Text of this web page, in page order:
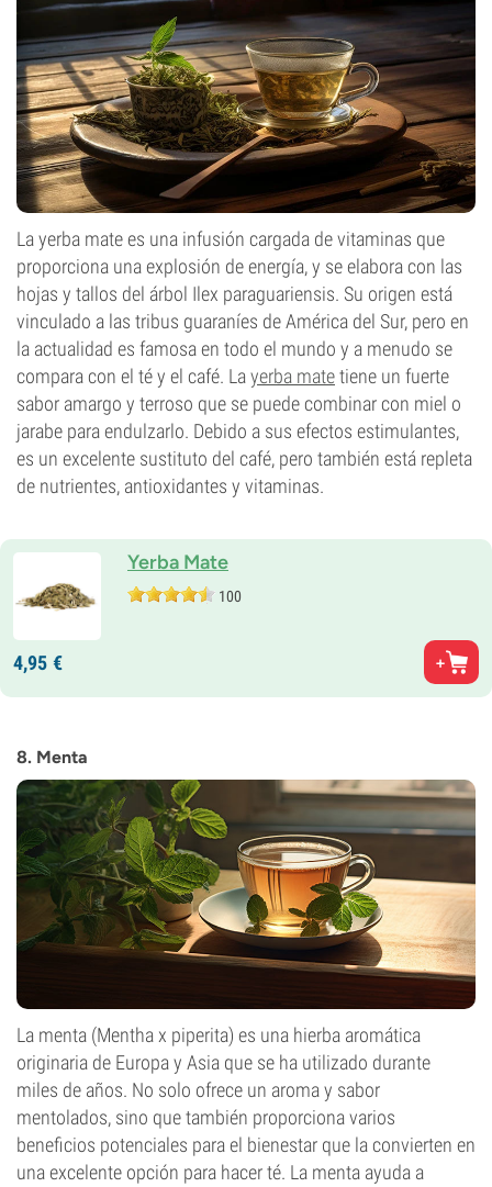
La yerba mate es una infusión cargada de vitaminas que
proporciona una explosión de energía, y se elabora con las
hojas y tallos del árbol Ilex paraguariensis. Su origen está
vinculado a las tribus guaraníes de América del Sur, pero en
la actualidad es famosa en todo el mundo y a menudo se
compara con el té y el café. Layerba matetiene un fuerte
sabor amargo y terroso que se puede combinar con miel o
jarabe para endulzarlo. Debido a sus efectos estimulantes,
es un excelente sustituto del café, pero también está repleta
de nutrientes, antioxidantes y vitaminas.
Yerba Mate
100
4,95 €
8. Menta
La menta (Mentha x piperita) es una hierba aromática
originaria de Europa y Asia que se ha utilizado durante
miles de años. No solo ofrece un aroma y sabor
mentolados, sino que también proporciona varios
beneficios potenciales para el bienestar que la convierten en
una excelente opción para hacer té. La menta ayuda a